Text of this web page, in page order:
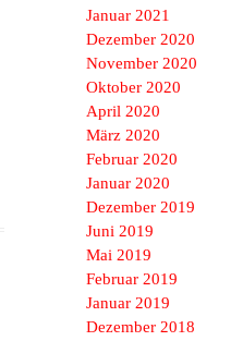
Januar 2021
Dezember 2020
November 2020
Oktober 2020
April 2020
März 2020
Februar 2020
Januar 2020
Dezember 2019
Juni 2019
Mai 2019
Februar 2019
Januar 2019
Dezember 2018